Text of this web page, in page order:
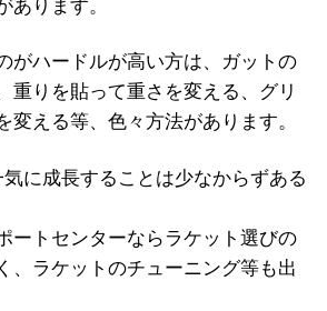
あります。
がハードルが高い方は、ガットの
重りを貼って重さを変える、グリ
変える等、色々方法があります。
に成長することは少なからずある
ートセンターならラケット選びの
、ラケットのチューニング等も出